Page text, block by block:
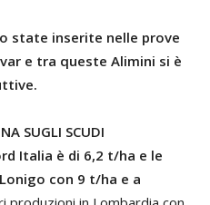
state inserite nelle prove
e tra queste Alimini si è
SUGLI SCUDI
Italia è di 6,2 t/ha e le
con 9 t/ha e a